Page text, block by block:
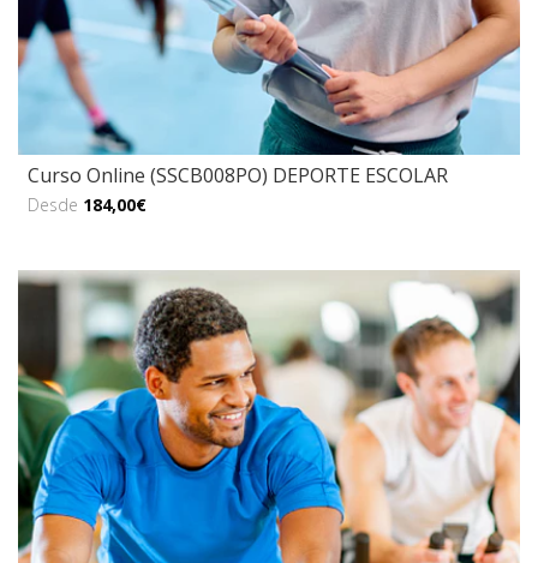
Curso Online (SSCB008PO) DEPORTE ESCOLAR
Desde 184,00€